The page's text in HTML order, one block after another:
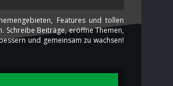
Features und tollen
Schreibe Beiträge, eröffne Themen,
und gemeinsam zu wachsen!